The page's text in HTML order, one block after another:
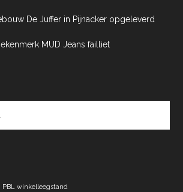
De Juffer in Pijnacker opgeleverd
MUD Jeans failliet
PBL winkelleegstand